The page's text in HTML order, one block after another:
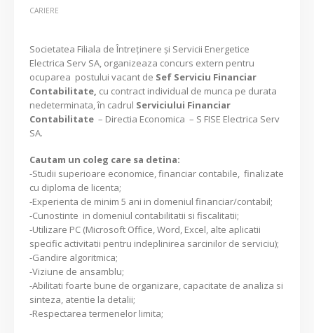
CARIERE
Societatea Filiala de Întreţinere şi Servicii Energetice
Electrica Serv SA, organizeaza concurs extern pentru
ocuparea postului vacant de Sef Serviciu Financiar
Contabilitate, cu contract individual de munca pe durata
nedeterminata, în cadrul Serviciului Financiar
Contabilitate – Directia Economica – S FISE Electrica Serv
SA.
Cautam un coleg care sa detina:
-Studii superioare economice, financiar contabile, finalizate
cu diploma de licenta;
-Experienta de minim 5 ani in domeniul financiar/contabil;
-Cunostinte in domeniul contabilitatii si fiscalitatii;
-Utilizare PC (Microsoft Office, Word, Excel, alte aplicatii
specific activitatii pentru indeplinirea sarcinilor de serviciu);
-Gandire algoritmica;
-Viziune de ansamblu;
-Abilitati foarte bune de organizare, capacitate de analiza si
sinteza, atentie la detalii;
-Respectarea termenelor limita;